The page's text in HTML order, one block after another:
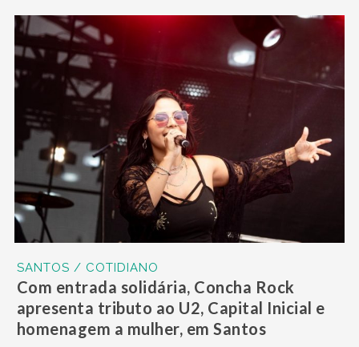
SANTOS / COTIDIANO
Com entrada solidária, Concha Rock
apresenta tributo ao U2, Capital Inicial e
homenagem a mulher, em Santos